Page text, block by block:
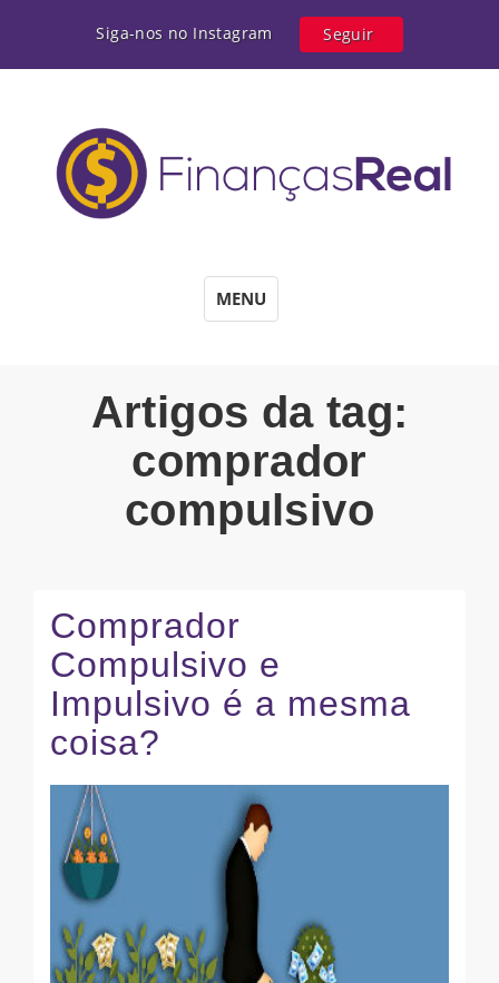
Siga-nos no Instagram Seguir
MENU
Artigos da tag:
comprador
compulsivo
Comprador
Compulsivo e
Impulsivo é a mesma
coisa?